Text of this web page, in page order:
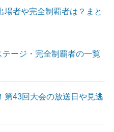
者や完全制覇者は？まと
ージ・完全制覇者の一覧
第43回大会の放送日や見逃